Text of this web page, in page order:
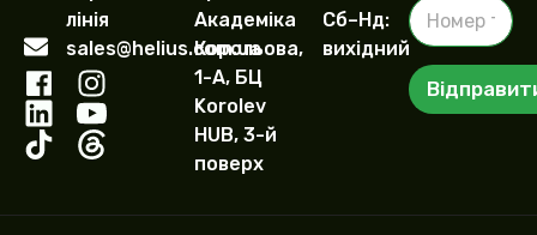
лінія
sales@helius.com.ua
Академіка
Корольова,
1-А, БЦ
Korolev
HUB, 3-й
поверх
Сб–Нд:
вихідний
е
І
м
'
я
Н
о
м
е
р
ф